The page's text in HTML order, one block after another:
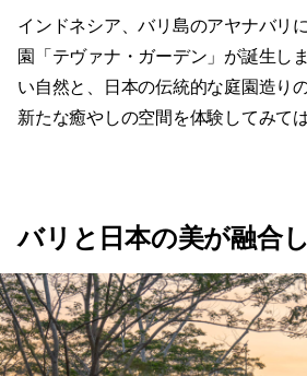
インドネシア、バリ島のアヤナバリ
園「テヴァナ・ガーデン」が誕生し
い自然と、日本の伝統的な庭園造り
新たな癒やしの空間を体験してみて
バリと日本の美が融合